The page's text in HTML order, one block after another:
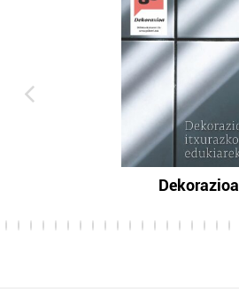
Dekorazioa